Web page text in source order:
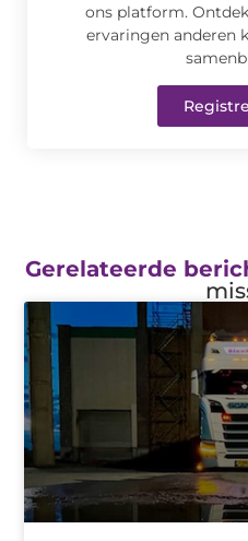
ons platform.
ervaringen anderen
Gerelateerde